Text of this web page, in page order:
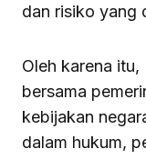
dan risiko yang
Oleh karena itu,
bersama
kebijakan
dalam hukum,